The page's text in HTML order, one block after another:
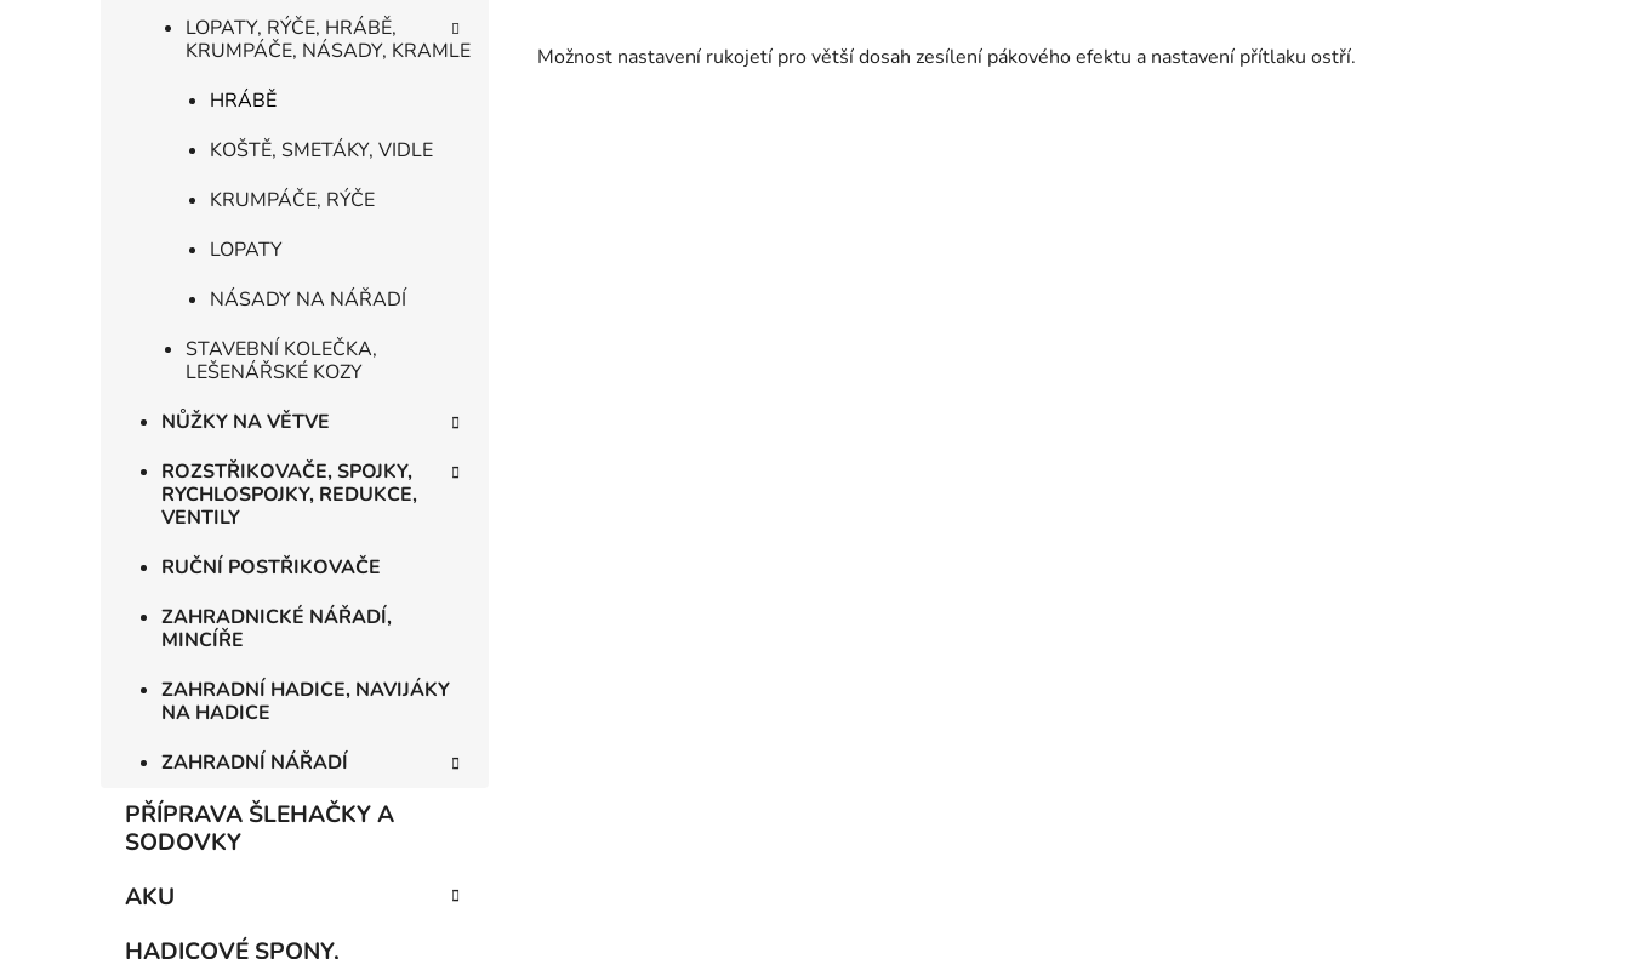
LOPATY, RÝČE, HRÁBĚ,
KRUMPÁČE, NÁSADY, KRAMLE
HRÁBĚ
KOŠTĚ, SMETÁKY, VIDLE
KRUMPÁČE, RÝČE
LOPATY
NÁSADY NA NÁŘADÍ
STAVEBNÍ KOLEČKA,
LEŠENÁŘSKÉ KOZY
NŮŽKY NA VĚTVE
ROZSTŘIKOVAČE, SPOJKY,
RYCHLOSPOJKY, REDUKCE,
VENTILY
RUČNÍ POSTŘIKOVAČE
ZAHRADNICKÉ NÁŘADÍ,
MINCÍŘE
ZAHRADNÍ HADICE, NAVIJÁKY
NA HADICE
ZAHRADNÍ NÁŘADÍ
PŘÍPRAVA ŠLEHAČKY A
SODOVKY
AKU
HADICOVÉ SPONY,
Možnost nastavení rukojetí pro větší dosah zesílení pákového efektu a nastavení přítlaku ostří.